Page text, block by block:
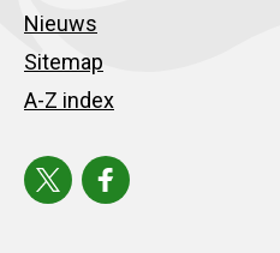
Nieuws
Sitemap
A-Z index